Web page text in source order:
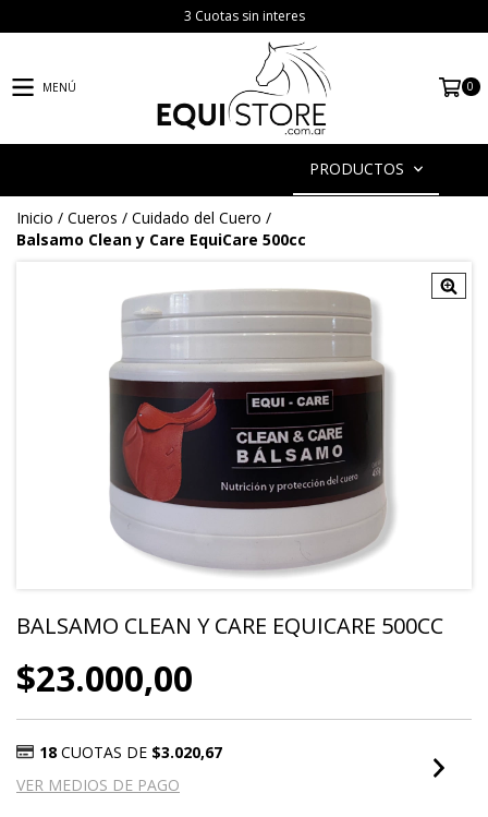
3 Cuotas sin interes
MENÚ 0
PRODUCTOS
Inicio / Cueros / Cuidado del Cuero /
Balsamo Clean y Care EquiCare 500cc
BALSAMO CLEAN Y CARE EQUICARE 500CC
$23.000,00
18 CUOTAS DE $3.020,67
VER MEDIOS DE PAGO